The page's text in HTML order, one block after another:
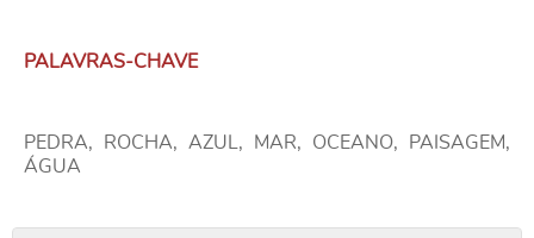
PALAVRAS-CHAVE
PEDRA, ROCHA, AZUL, MAR, OCEANO, PAISAGEM,
ÁGUA